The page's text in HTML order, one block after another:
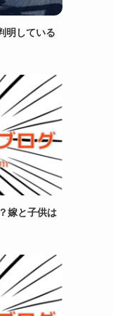
明している
嫁と子供は